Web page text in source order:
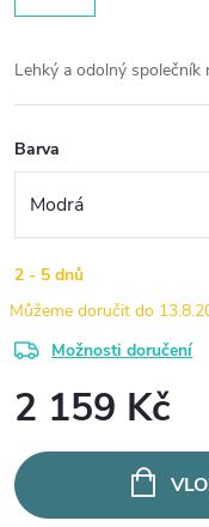
Lehký a odolný společník
Barva
2 - 5 dnů
Možnosti doručení
2 159 Kč
cena: